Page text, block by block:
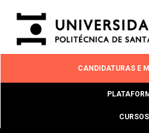
CANDIDATURAS E
CURSOS